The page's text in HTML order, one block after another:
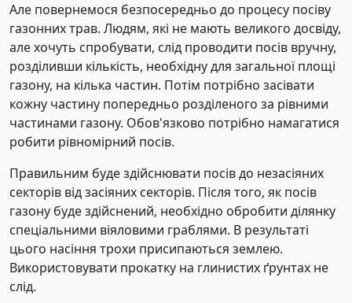
Але повернемося безпосередньо до процесу посіву
газонних трав. Людям, які не мають великого досвіду,
але хочуть спробувати, слід проводити посів вручну,
розділивши кількість, необхідну для загальної площі
газону, на кілька частин. Потім потрібно засівати
кожну частину попередньо розділеного за рівними
частинами газону. Обов'язково потрібно намагатися
робити рівномірний посів.
Правильним буде здійснювати посів до незасіяних
секторів від засіяних секторів. Після того, як посів
газону буде здійснений, необхідно обробити ділянку
спеціальними віяловими граблями. В результаті
цього насіння трохи присипаються землею.
Використовувати прокатку на глинистих ґрунтах не
слід.